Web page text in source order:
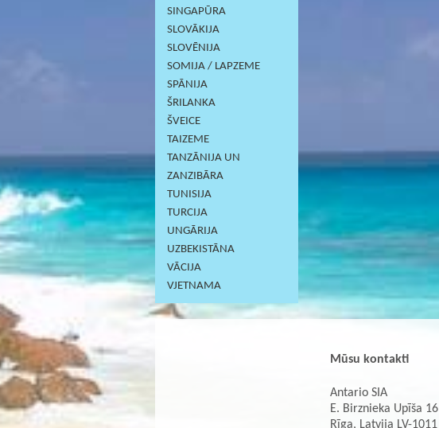
SINGAPŪRA
SLOVĀKIJA
SLOVĒNIJA
SOMIJA / LAPZEME
SPĀNIJA
ŠRILANKA
ŠVEICE
TAIZEME
TANZĀNIJA UN
ZANZIBĀRA
TUNISIJA
TURCIJA
UNGĀRIJA
UZBEKISTĀNA
VĀCIJA
VJETNAMA
Mūsu kontakti
Antario SIA
E. Birznieka Upīša 16
Rīga, Latvija LV-1011